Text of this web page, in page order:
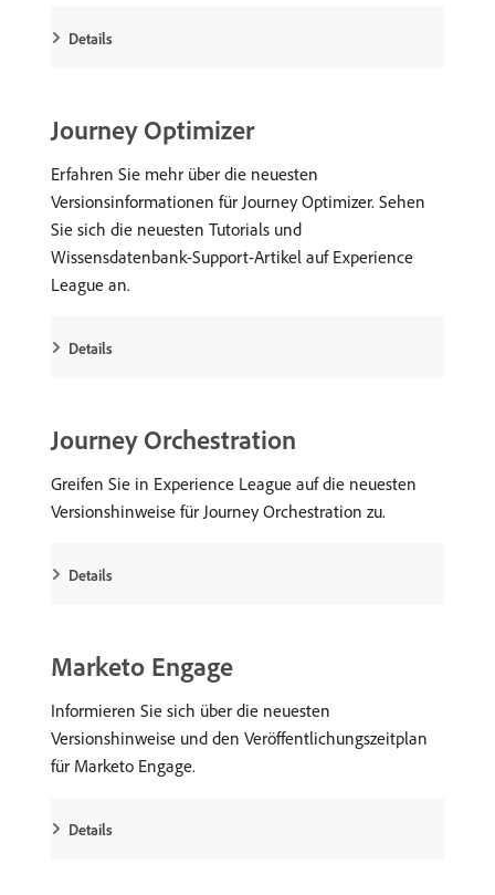
Details
Journey Optimizer
Erfahren Sie mehr über die neuesten
Versionsinformationen für Journey Optimizer. Sehen
Sie sich die neuesten Tutorials und
Wissensdatenbank-Support-Artikel auf Experience
League an.
Details
Journey Orchestration
Greifen Sie in Experience League auf die neuesten
Versionshinweise für Journey Orchestration zu.
Details
Marketo Engage
Informieren Sie sich über die neuesten
Versionshinweise und den Veröffentlichungszeitplan
für Marketo Engage.
Details